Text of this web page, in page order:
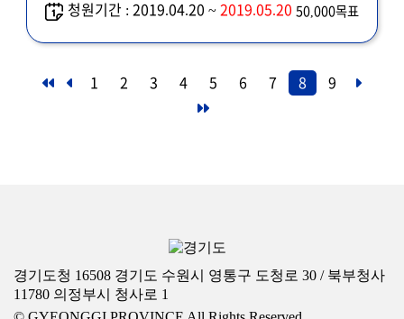
청원기간 : 2019.04.20 ~2019.05.20 50,000목표
1 2 3 4 5 6 7 8 9
경기도청 16508 경기도 수원시 영통구 도청로 30 / 북부청사
11780 의정부시 청사로 1